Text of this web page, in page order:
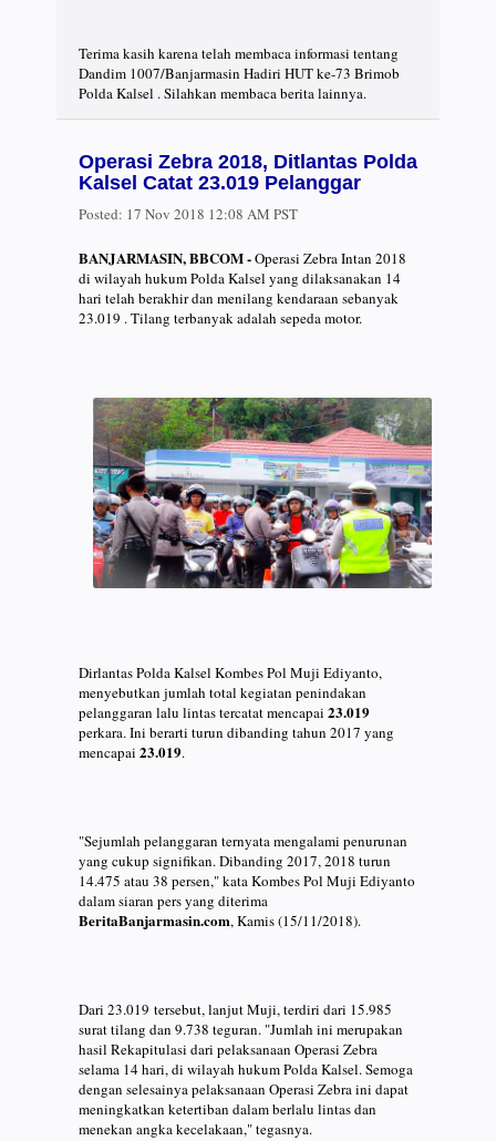
Terima kasih karena telah membaca informasi tentang
Dandim 1007/Banjarmasin Hadiri HUT ke-73 Brimob
Polda Kalsel . Silahkan membaca berita lainnya.
Operasi Zebra 2018, Ditlantas Polda
Kalsel Catat 23.019 Pelanggar
Posted: 17 Nov 2018 12:08 AM PST
BANJARMASIN, BBCOM -Operasi Zebra Intan 2018
di wilayah hukum Polda Kalsel yang dilaksanakan 14
hari telah berakhir dan menilang kendaraan sebanyak
23.019 . Tilang terbanyak adalah sepeda motor.
Dirlantas Polda Kalsel Kombes Pol Muji Ediyanto,
menyebutkan jumlah total kegiatan penindakan
pelanggaran lalu lintas tercatat mencapai 23.019
perkara. Ini berarti turun dibanding tahun 2017 yang
mencapai 23.019.
"Sejumlah pelanggaran ternyata mengalami penurunan
yang cukup signifikan. Dibanding 2017, 2018 turun
14.475 atau 38 persen," kata Kombes Pol Muji Ediyanto
dalam siaran pers yang diterima
BeritaBanjarmasin.com, Kamis (15/11/2018).
Dari 23.019 tersebut, lanjut Muji, terdiri dari 15.985
surat tilang dan 9.738 teguran. "Jumlah ini merupakan
hasil Rekapitulasi dari pelaksanaan Operasi Zebra
selama 14 hari, di wilayah hukum Polda Kalsel. Semoga
dengan selesainya pelaksanaan Operasi Zebra ini dapat
meningkatkan ketertiban dalam berlalu lintas dan
menekan angka kecelakaan," tegasnya.